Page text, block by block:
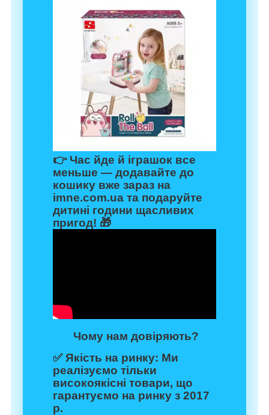
👉 Час йде й іграшок все
меньше — додавайте до
кошику вже зараз на
imne.com.ua та подаруйте
дитині години щасливих
пригод! 🎁
Чому нам довіряють?
✅ Якість на ринку: Ми
реалізуємо тільки
високоякісні товари, що
гарантуємо на ринку з 2017
р.